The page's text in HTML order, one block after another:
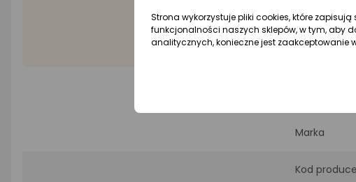
Średnica /
Marka
Kod
Strona wykorzystuje pliki cookies, które
funkcjonalności naszych sklepów, w tym, aby
analitycznych, konieczne jest zaakceptowanie